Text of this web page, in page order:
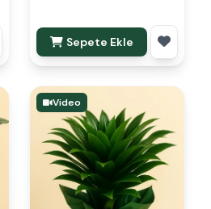
Sepete Ekle
Video